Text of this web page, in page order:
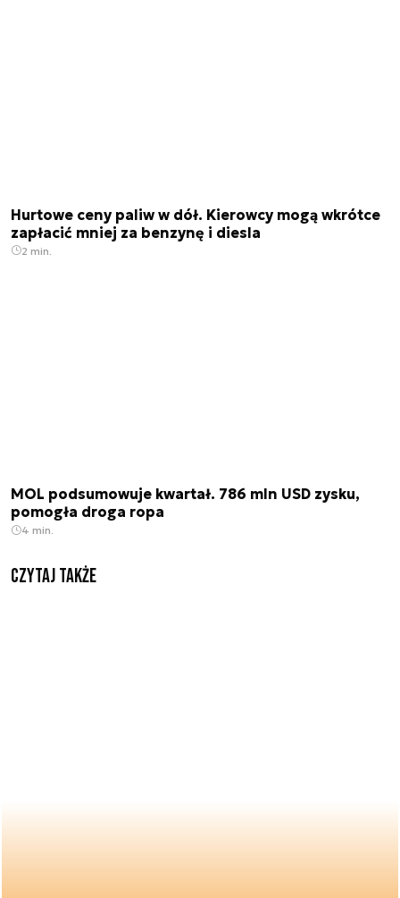
Hurtowe ceny paliw w dół. Kierowcy mogą wkrótce
zapłacić mniej za benzynę i diesla
2 min.
MOL podsumowuje kwartał. 786 mln USD zysku,
pomogła droga ropa
4 min.
Czytaj także